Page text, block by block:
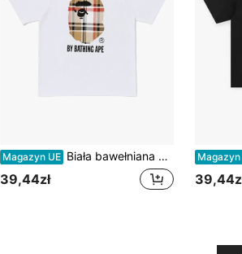
Magazyn UE Biała bawełniana koszulka z okrągłym dekoltem dla dorosłych fanów K-popu, dla wszystkich płci, magazyn w Europie, magazyn w UE, lokalny magazyn, koszulki męskie, lato, bawełna, krótki Jimin Pop M
39,44zł
Magazyn